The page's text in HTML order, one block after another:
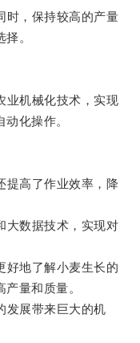
，保持较高的产量
。
机械化技术，实现
化操作。
高了作业效率，降
数据技术，实现对
地了解小麦生长的
量和质量。
展带来巨大的机